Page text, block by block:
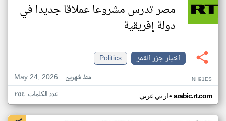
مصر تدرس مشروعا عملاقا جديدا في
دولة إفريقية
اخبار جزر القمر
Politics
May 24, 2026
منذ شهرين NH91ES
ار تي عربي• arabic.rt.com عدد الكلمات: ٢٥٤